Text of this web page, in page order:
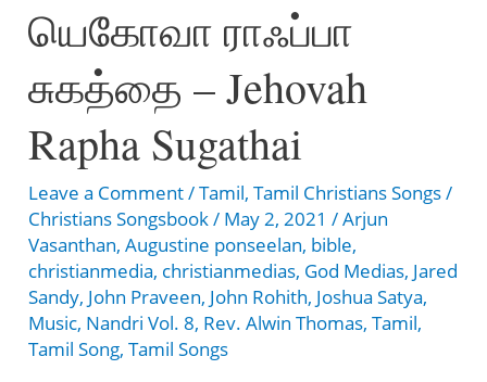
எந்தன்
குறைவையெல்லாம்
யெகோவா ராஃப்பா
சுகத்தை – Jehovah
Rapha Sugathai
Leave a Comment/Tamil,Tamil Christians Songs/
Christians Songsbook/ May 2, 2021/Arjun
Vasanthan,Augustine ponseelan, bible,
christianmedia, christianmedias, God Medias, Jared
Sandy, John Praveen, John Rohith, Joshua Satya,
Music, Nandri Vol. 8, Rev. Alwin Thomas,Tamil,
Tamil Song,Tamil Songs